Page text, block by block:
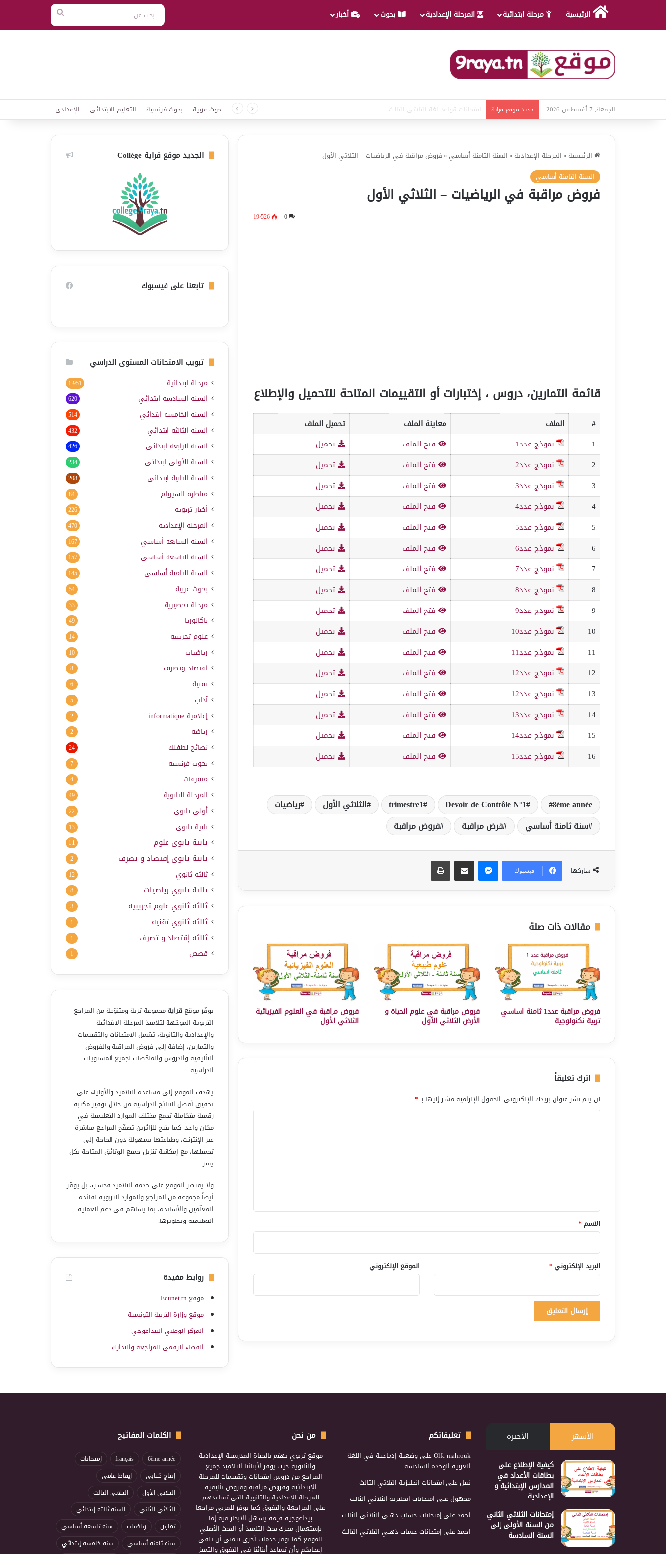
الرئيسية مرحلة ابتدائية المرحلة الإعدادية بحوث أخبار
بحث
عن
الجمعة, 7 أغسطس 2026 جديد موقع قراية امتحانات قواعد لغة الثلاثي الثالث بحوث عربية بحوث فرنسية التعليم الابتدائي الإعدادي
الرئيسية »المرحلة الإعدادية »السنة الثامنة أساسي »فروض مراقبة في الرياضيات – الثلاثي الأول
السنة الثامنة أساسي
فروض مراقبة في الرياضيات – الثلاثي الأول
0 19٬526
قائمة التمارين، دروس ، إختبارات أو التقييمات المتاحة للتحميل والإطلاع
# الملف معاينة الملف
تحميل الملف
1
نموذج عدد1 فتح الملف
تحميل
2
نموذج عدد2 فتح الملف
تحميل
3
نموذج عدد3 فتح الملف
تحميل
4
نموذج عدد4 فتح الملف
تحميل
5
نموذج عدد5 فتح الملف
تحميل
6
نموذج عدد6 فتح الملف
تحميل
7
نموذج عدد7 فتح الملف
تحميل
8
نموذج عدد8 فتح الملف
تحميل
9
نموذج عدد9 فتح الملف
تحميل
10
نموذج عدد10 فتح الملف
تحميل
11
نموذج عدد11 فتح الملف
تحميل
12
نموذج عدد12 فتح الملف
تحميل
13
نموذج عدد12 فتح الملف
تحميل
14
نموذج عدد13 فتح الملف
تحميل
15
نموذج عدد14 فتح الملف
تحميل
16
نموذج عدد15 فتح الملف تحميل
8éme année
Devoir de Contrôle N°1
trimestre1 الثلاثي الأول
رياضيات
سنة ثامنة أساسي
فرض مراقبة فروض مراقبة
شاركها فيسبوك
مقالات ذات صلة
فروض مراقبة عدد1 ثامنة اساسي
تربية نكنولوجية
فروض مراقبة في علوم الحياة و
الأرض الثلاثي الأول
فروض مراقبة في العلوم الفيزيائية
الثلاثي الأول
اترك تعليقاً
لن يتم نشر عنوان بريدك الإلكتروني. الحقول الإلزامية مشار إليها بـ*
*
الاسم *
البريد الإلكتروني * الموقع الإلكتروني
الجديد موقع قراية Collège
تابعنا على فيسبوك
تبويب الامتحانات المستوى الدراسي
مرحلة ابتدائية 1٬951
السنة السادسة ابتدائي 620
السنة الخامسة ابتدائي 514
السنة الثالثة ابتدائي 432
السنة الرابعة ابتدائي 426
السنة الأولى ابتدائي 234
السنة الثانية ابتدائي 208
مناظرة السيزيام 84
أخبار تربوية 226
المرحلة الإعدادية 470
السنة السابعة أساسي 167
السنة التاسعة أساسي 157
السنة الثامنة أساسي 145
بحوث عربية 54
مرحلة تحضيرية 33
باكالوريا 49
علوم تجريبية 14
رياضيات 10
اقتصاد وتصرف 8
تقنية 6
آداب 5
إعلامية informatique
2
رياضة 2
نصائح لطفلك 24
بحوث فرنسية 7
متفرقات 4
المرحلة الثانوية 49
أولى ثانوي 22
ثانية ثانوي 13
ثانية ثانوي علوم 11
ثانية ثانوي إقتصاد و تصرف 2
ثالثة ثانوي 12
ثالثة ثانوي رياضيات 8
ثالثة ثانوي علوم تجريبية 3
ثالثة ثانوي تقنية 1
ثالثة إقتصاد و تصرف 1
قصص 1
يوفّر موقع قرايةمجموعة ثرية ومتنوّعة من المراجع
التربوية الموجّهة لتلاميذ المرحلة الابتدائية
والإعدادية والثانوية، تشمل الامتحانات والتقييمات
والتمارين، إضافة إلى فروض المراقبة والفروض
التأليفية والدروس والملخّصات لجميع المستويات
الدراسية.
يهدف الموقع إلى مساعدة التلاميذ والأولياء على
تحقيق أفضل النتائج الدراسية من خلال توفير مكتبة
رقمية متكاملة تجمع مختلف الموارد التعليمية في
مكان واحد. كما يتيح للزائرين تصفّح المراجع مباشرة
عبر الإنترنت، وطباعتها بسهولة دون الحاجة إلى
تحميلها، مع إمكانية تنزيل جميع الوثائق المتاحة بكل
يسر.
ولا يقتصر الموقع على خدمة التلاميذ فحسب، بل يوفّر
أيضاً مجموعة من المراجع والموارد التربوية لفائدة
المعلّمين والأساتذة، بما يساهم في دعم العملية
التعليمية وتطويرها.
روابط مفيدة
موقع Edunet.tn
موقع وزارة التربية التونسية
المركز الوطني البيداغوجي
الفضاء الرقمي للمراجعة والتدارك
الأشهر الأخيرة
كيفية الإطلاع على
بطاقات الأعداد في
المدارس الإبتدائية و
الإعدادية
إمتحانات الثلاثي الثاني
من السنة الأولى إلى
السنة السادسة
تعليقاتكم
Olfa mahroukعلىوضعية إدماجية في اللغة
العربية الوحدة السادسة
نبيلعلى امتحانات انجليزية الثلاثي الثالث
مجهولعلى امتحانات انجليزية الثلاثي الثالث
احمدعلى إمتحانات حساب ذهني الثلاثي الثالث
احمدعلى إمتحانات حساب ذهني الثلاثي الثالث
من نحن
موقع تربوي يهتم بالحياة المدرسية الإعدادية
والثانوية حيث يوفر لأبنائنا التلاميذ جميع
المراجع من دروس إمتحانات وتقييمات للمرحلة
الإبتدائية وفروض مراقبة وفروض تأليفية
للمرحلة الإعدادية والثانوية التي تساعدهم
على المراجعة والتفوق كما يوفر للمربي مراجعا
بيداغوجية قيمة يسهل الابحار فيه إما
بإستعمال محرك بحث التلميذ أو البحث الأصلي
للموقع كما نوفر خدمات أخرى نتمنى أن تلقى
إعجابكم وأن تساعد أبنائنا في التفوق والتميز
الكلمات المفاتيح
6ème année
français
إمتحانات
إنتاج كتابي
إيقاظ علمي
الثلاثي الأول
الثلاثي الثالث
الثلاثي الثاني
السنة ثالثة إبتدائي
تمارين
رياضيات
سنة تاسعة أساسي
سنة ثامنة أساسي
سنة خامسة إبتدائي